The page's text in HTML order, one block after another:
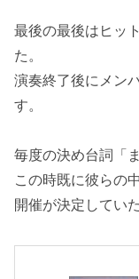
最後の最後はヒッ
た。
演奏終了後にメン
す。
毎度の決め台詞「
この時既に彼らの
開催が決定してい